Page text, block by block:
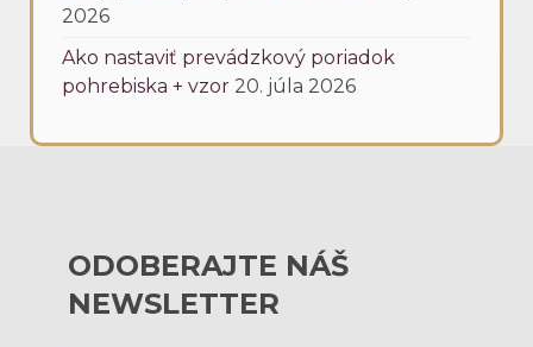
2026
Ako nastaviť prevádzkový poriadok
pohrebiska + vzor 20. júla 2026
ODOBERAJTE NÁŠ
NEWSLETTER